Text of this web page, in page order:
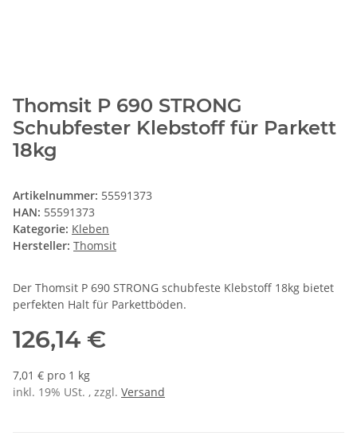
Thomsit P 690 STRONG
Schubfester Klebstoff für Parkett
18kg
Artikelnummer: 55591373
HAN: 55591373
Kategorie: Kleben
Hersteller: Thomsit
Der Thomsit P 690 STRONG schubfeste Klebstoff 18kg bietet
perfekten Halt für Parkettböden.
126,14 €
7,01 € pro 1 kg
inkl. 19% USt. , zzgl. Versand